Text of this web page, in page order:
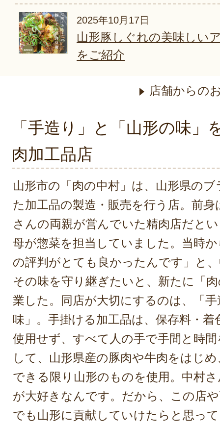
2025年10月17日
山形豚しぐれの美味しい
をご紹介
店舗からの
「手造り」と「山形の味」
肉加工品店
山形市の「肉の中村」は、山形県の
た加工品の製造・販売を行う店。前身
さんの両親が営んでいた精肉店だと
母が惣菜を担当していました。当時
の評判がとても良かったんです」と
その味を守り継ぎたいと、新たに「
業した。同店が大切にするのは、「
味」。手掛ける加工品は、保存料・
使用せず、すべて人の手で手間と時
して、山形県産の豚肉や牛肉をはじ
できる限り山形のものを使用。中村
が大好きなんです。だから、この店
でも山形に貢献していけたらと思っ